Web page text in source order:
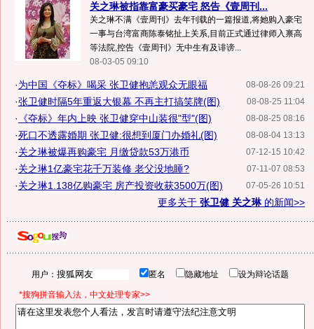
关之琳被指靠富豪买豪宅 怒告《壹周刊...
关之琳不满《壹周刊》去年刊载的一篇报道,将她购入豪宅
一事与台湾富商陈泰铭扯上关系,目前正式通过律师入禀高
等法院,控告《壹周刊》无中生有及诽谤...
08-03-05 09:10
08-08-26 09:21
·为中国《夺标》喝采 张卫健抱恙观众无眼福
08-08-25 11:04
·张卫健时隔5年重返大银幕 不再主打搞笑牌(图)
08-08-25 08:16
· 《夺标》年内上映 张卫健穿中山装很"型"(图)
08-08-04 13:13
·死口不透露婚期 张卫健:很想到厦门办婚礼(图)
07-12-15 10:42
·关之琳被爆再购豪宅 月缴贷款53万港币
07-11-07 08:53
·关之琳1亿豪宅花千万装修 老父没地睡?
07-05-26 10:51
·关之琳1.138亿购豪宅 房产投资收获3500万(图)
更多关于 张卫健 关之琳的新闻>>
用户： 匿名 隐藏地址 设为辩论话题
*搜狗拼音输入法，中文处理专家>>